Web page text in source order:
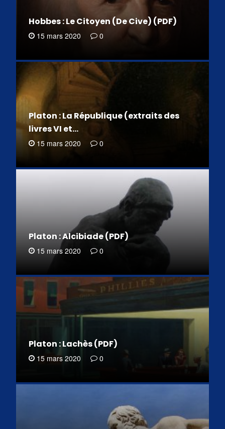
Hobbes : Le Citoyen (De Cive) (PDF)
15 mars 2020 0
Platon : La République (extraits des
livres VI et…
15 mars 2020 0
Platon : Alcibiade (PDF)
15 mars 2020 0
Platon : Lachès (PDF)
15 mars 2020 0